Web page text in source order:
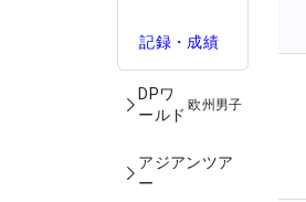
記録・成績
DPワ
ールド
欧州男子
アジアンツア
ー